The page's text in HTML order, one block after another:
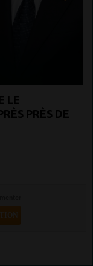
LE
PRÈS DE